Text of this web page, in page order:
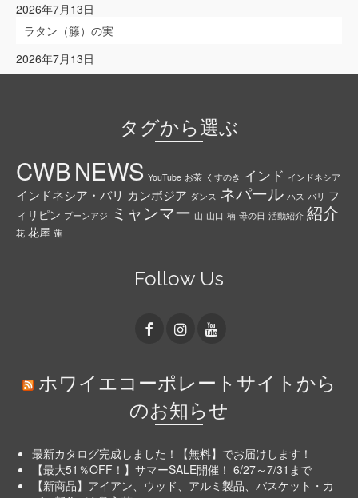
2026年7月13日
ラタン（籐）の実
2026年7月13日
タグから選ぶ
CWBNEWS YouTube お茶 くすのき インド インドネシア
インドネシア・バリ カンボジア ダンス ネパール ハス バリ フ
ィリピン プーンアジ ミャンマー 山 山口 楠 母の日 活動紹介 紹介
花 花屋 蓮
Follow Us
ホワイエコーポレートサイトから
のお知らせ
最新カタログ完成しました！【無料】でお届けします！
【最大51％OFF！】サマーSALE開催！ 6/27～7/31まで
【新商品】アイアン、ウッド、アルミ製品、バスケット・カ